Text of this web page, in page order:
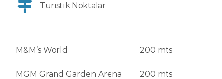
Turistik Noktalar
M&M’s World 200 mts
MGM Grand Garden Arena 200 mts